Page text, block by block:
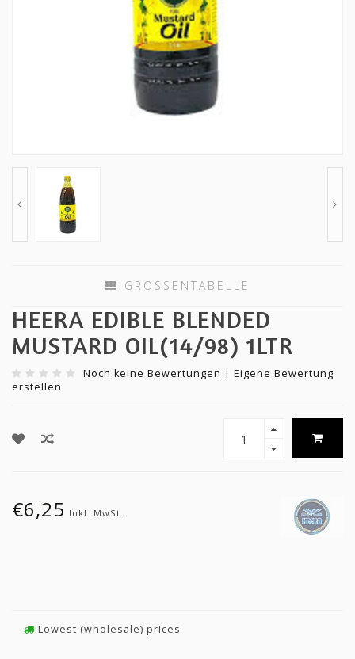
GRÖSSENTABELLE
HEERA EDIBLE BLENDED
MUSTARD OIL(14/98) 1LTR
Noch keine Bewertungen | Eigene Bewertung
erstellen
€6,25 Inkl. MwSt.
Lowest (wholesale) prices